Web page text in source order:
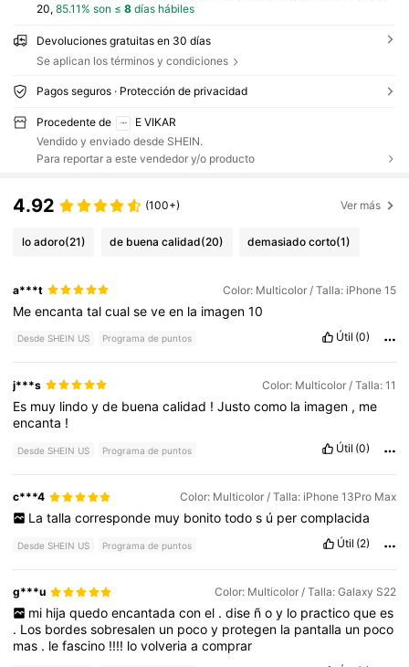
20, 85.11% son ≤ 8días hábiles
Devoluciones gratuitas en 30 días
Se aplican los términos y condiciones
Pagos seguros · Protección de privacidad
Procedente de
E VIKAR
Vendido y enviado desde SHEIN.
Para reportar a este vendedor y/o producto
4.92 (100+) Ver más
lo adoro(21) de buena calidad(20) demasiado corto(1)
a***t Color: Multicolor / Talla: iPhone 15
Meencantatalcualseveen la imagen10
Desde SHEIN US Programa de puntos Útil (0)
j***s Color: Multicolor / Talla: 11
Es muy lindoyde buenacalidad !Justocomo la imagen , me
encanta !
Desde SHEIN US Programa de puntos Útil (0)
c***4 Color: Multicolor / Talla: iPhone 13Pro Max
La talla corresponde muy bonito todo s ú per complacida
Desde SHEIN US Programa de puntos Útil (2)
g***u Color: Multicolor / Talla: Galaxy S22
mi hija quedo encantada con el . dise ñ o y lo practico que es
. Los bordessobresalen un pocoy protegen la pantalla un poco
mas . lefascino !!!! lovolveriaacomprar